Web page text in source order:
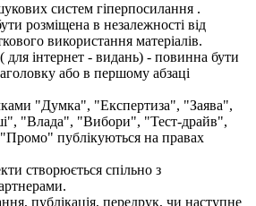
систем гіперпосилання .
розміщена в незалежності від
використання матеріалів.
для інтернет - видань) - повинна бути
або в першому абзаці
"Думка", "Експертиза", "Заява",
"Влада", "Вибори", "Тест-драйв",
публікуються на правах
створюється спільно з
публікація, передрук, чи наступне